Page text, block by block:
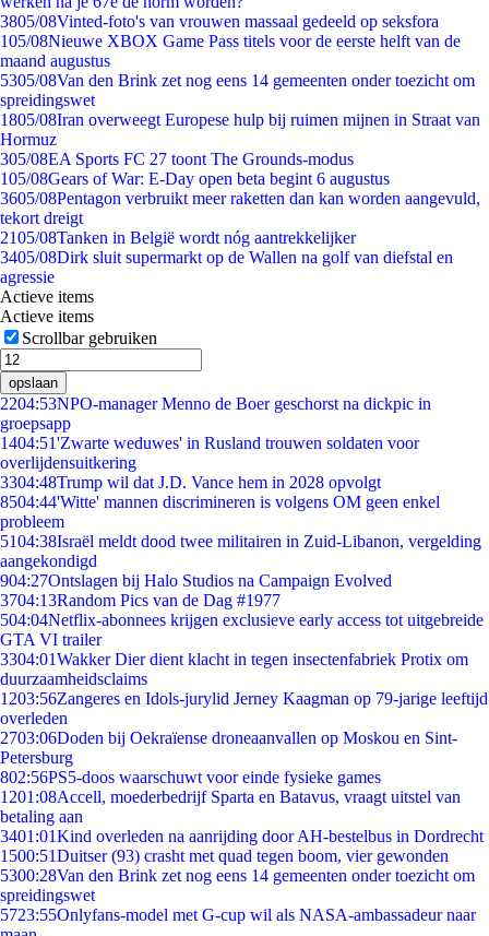
3805/08Vinted-foto's van vrouwen massaal gedeeld op seksfora
105/08Nieuwe XBOX Game Pass titels voor de eerste helft van de
maand augustus
5305/08Van den Brink zet nog eens 14 gemeenten onder toezicht om
spreidingswet
1805/08Iran overweegt Europese hulp bij ruimen mijnen in Straat van
Hormuz
305/08EA Sports FC 27 toont The Grounds-modus
105/08Gears of War: E-Day open beta begint 6 augustus
3605/08Pentagon verbruikt meer raketten dan kan worden aangevuld,
tekort dreigt
2105/08Tanken in België wordt nóg aantrekkelijker
3405/08Dirk sluit supermarkt op de Wallen na golf van diefstal en
agressie
Actieve items
Actieve items
Scrollbar gebruiken
opslaan
2204:53NPO-manager Menno de Boer geschorst na dickpic in
groepsapp
1404:51'Zwarte weduwes' in Rusland trouwen soldaten voor
overlijdensuitkering
3304:48Trump wil dat J.D. Vance hem in 2028 opvolgt
8504:44'Witte' mannen discrimineren is volgens OM geen enkel
probleem
5104:38Israël meldt dood twee militairen in Zuid-Libanon, vergelding
aangekondigd
904:27Ontslagen bij Halo Studios na Campaign Evolved
3704:13Random Pics van de Dag #1977
504:04Netflix-abonnees krijgen exclusieve early access tot uitgebreide
GTA VI trailer
3304:01Wakker Dier dient klacht in tegen insectenfabriek Protix om
duurzaamheidsclaims
1203:56Zangeres en Idols-jurylid Jerney Kaagman op 79-jarige leeftijd
overleden
2703:06Doden bij Oekraïense droneaanvallen op Moskou en Sint-
Petersburg
802:56PS5-doos waarschuwt voor einde fysieke games
1201:08Accell, moederbedrijf Sparta en Batavus, vraagt uitstel van
betaling aan
3401:01Kind overleden na aanrijding door AH-bestelbus in Dordrecht
1500:51Duitser (93) crasht met quad tegen boom, vier gewonden
5300:28Van den Brink zet nog eens 14 gemeenten onder toezicht om
spreidingswet
5723:55Onlyfans-model met G-cup wil als NASA-ambassadeur naar